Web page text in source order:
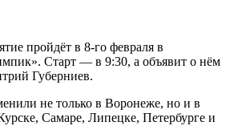
пройдёт в 8-го февраля в
Старт — в 9:30, а объявит о нём
Губерниев.
не только в Воронеже, но и в
Самаре, Липецке, Петербурге и